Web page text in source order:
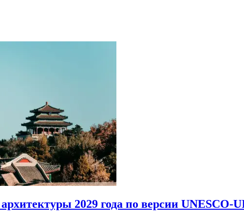
2029 года по версии UNESCO-